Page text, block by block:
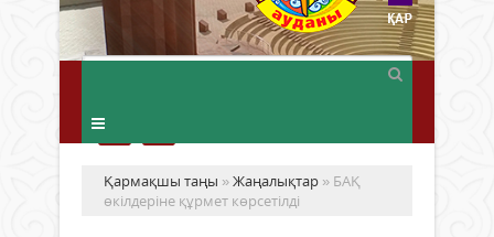
Қармақшы таңы »Жаңалықтар » БАҚ
өкілдеріне құрмет көрсетілді